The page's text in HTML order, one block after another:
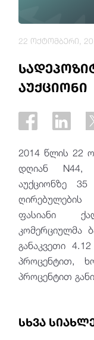
აუქციონი
22 ოქტომბერი,
2014 წლის 22
დღიან N44,
აუქციონზე
ღირებულების
ფასიანი
კომერციულმა
განაკვეთი
პროცენტით,
პროცენტით
სხვა